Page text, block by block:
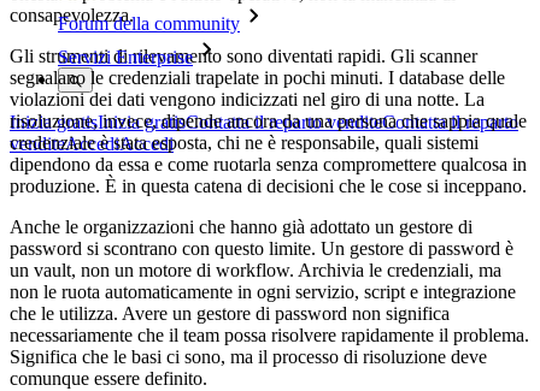
Forum della community
Servizi Enterprise
Inizia gratisInizia gratisContatta il reparto venditeContatta il reparto
venditeAccediAccedi
consapevolezza.
Gli strumenti di rilevamento sono diventati rapidi. Gli scanner
segnalano le credenziali trapelate in pochi minuti. I database delle
violazioni dei dati vengono indicizzati nel giro di una notte. La
risoluzione, invece, dipende ancora da una persona che sappia quale
credenziale è stata esposta, chi ne è responsabile, quali sistemi
dipendono da essa e come ruotarla senza compromettere qualcosa in
produzione. È in questa catena di decisioni che le cose si inceppano.
Anche le organizzazioni che hanno già adottato un gestore di
password si scontrano con questo limite. Un gestore di password è
un vault, non un motore di workflow. Archivia le credenziali, ma
non le ruota automaticamente in ogni servizio, script e integrazione
che le utilizza. Avere un gestore di password non significa
necessariamente che il team possa risolvere rapidamente il problema.
Significa che le basi ci sono, ma il processo di risoluzione deve
comunque essere definito.